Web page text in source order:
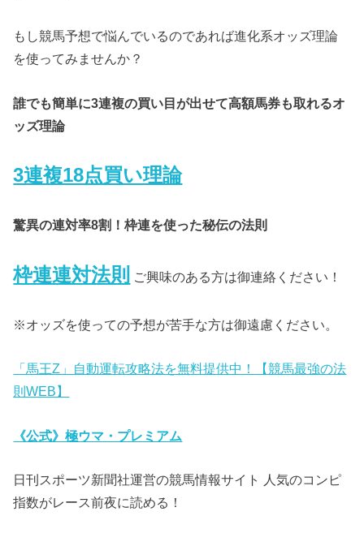
もし競馬予想で悩んでいるのであれば進化系オッズ理論
を使ってみませんか？
誰でも簡単に3連複の買い目が出せて高額馬券も取れるオ
ッズ理論
3連複18点買い理論
驚異の連対率8割！枠連を使った秘伝の法則
枠連連対法則 ご興味のある方は御連絡ください！
※オッズを使っての予想が苦手な方は御遠慮ください。
「馬王Z」自動運転攻略法を無料提供中！【競馬最強の法
則WEB】
《公式》極ウマ・プレミアム
日刊スポーツ新聞社運営の競馬情報サイト 人気のコンピ
指数がレース前夜に読める！